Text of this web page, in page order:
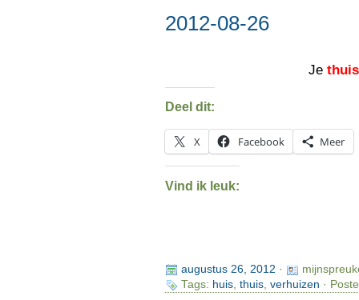
2012-08-26
Jethuis
Deel dit:
X Facebook Meer
Vind ik leuk:
augustus 26, 2012 ·
Tags: huis, thuis, verhuizen ·